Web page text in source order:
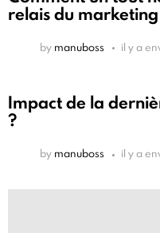
relais du
by manuboss il y a
Impact de la
?
by manuboss il y a